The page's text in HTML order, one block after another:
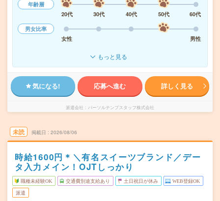
年齢層
20代
30代 40代 50代
60代
男女比率
女性
男性
もっと見る
気になる! 応募へ進む 詳しく見る
派遣会社 パーソルテンプスタッフ株式会社
未読 掲載日 2026/08/06
時給1600円＊＼有名スイーツブランド／デー
タ入力メイン！OJTしっかり
職種未経験OK 交通費別途支給あり 土日祝日が休み WEB登録OK
派遣